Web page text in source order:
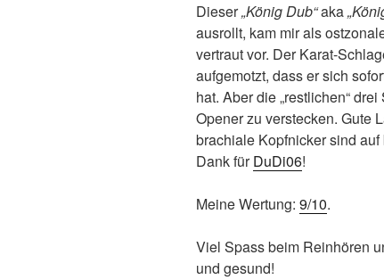
Dieser„König Dub“aka
ausrollt, kam mir als
vertraut vor. Der Karat-
aufgemotzt, dass er sich
hat. Aber die „restlichen“
Opener zu verstecken. Gute
brachiale Kopfnicker sind
Dank fürDuDi06!
Meine Wertung: 9/10.
Viel Spass beim Reinhören
und gesund!